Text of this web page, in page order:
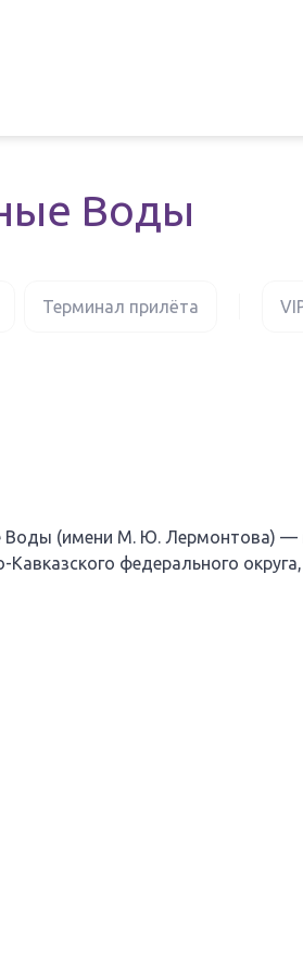
Воды
Терминал прилёта
(имени М. Ю. Лермонтова) —
федерального